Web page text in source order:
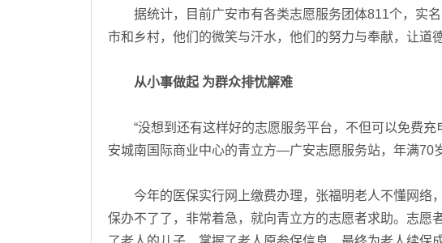
据统计，目前广安市有各类志愿服务团体811个，实名
市和乡村，他们的微笑与汗水，他们的努力与奉献，让道
从小事做起 为群众排忧解难
“没想到还有这样好的志愿服务平台，不但可以免费充
安城南国际商业中心的青立方—广安志愿服务站，年满70
今年的医保实行网上缴费办理，张福明老人不懂网络
保办不了了，非常着急，就向青立方的志愿者求助。志愿